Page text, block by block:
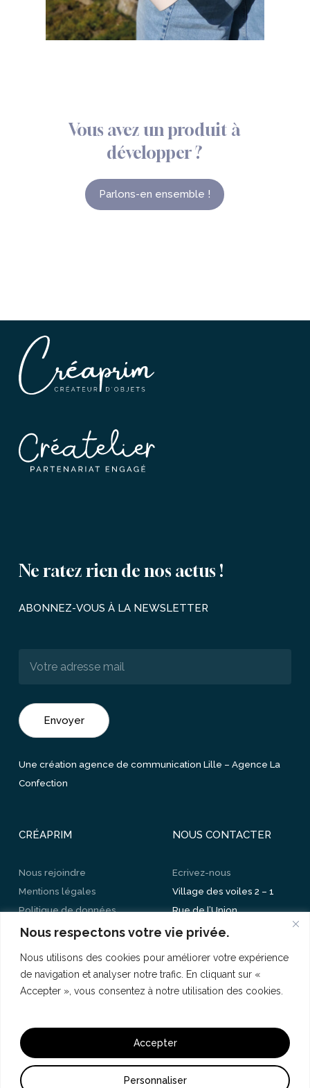
Nous respectons votre vie privée.
Nous utilisons des cookies pour améliorer votre expérience
de navigation et analyser notre trafic. En cliquant sur «
Accepter », vous consentez à notre utilisation des cookies.
Personnaliser
Accepter
Vous avez un produit à
développer?
Parlons-en ensemble !
Ne ratez rien de nos actus !
ABONNEZ-VOUS À LA NEWSLETTER
Une création agence de communication Lille – Agence La
Confection
CRÉAPRIM
Nous rejoindre
Mentions légales
Politique de données
personnelles
NOUS CONTACTER
Ecrivez-nous
Village des voiles 2 – 1
Rue de l’Union
CS 30205 – 59520
© 2026 Créaprim.
linkedin